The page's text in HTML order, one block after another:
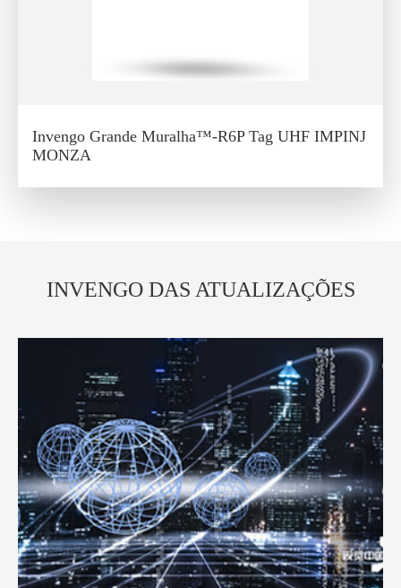
Invengo Grande Muralha™-R6P Tag UHF IMPINJ
MONZA
INVENGO DAS ATUALIZAÇÕES